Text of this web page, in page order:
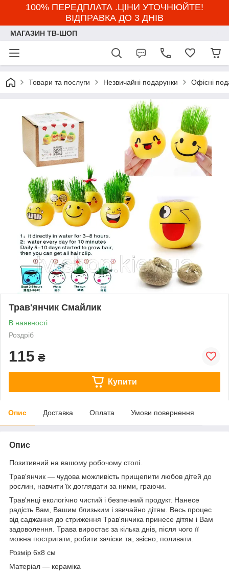
100% ПЕРЕДПЛАТА .ЦІНИ УТОЧНЮЙТЕ!
ВІДПРАВКА ДО 3 ДНІВ
МАГАЗИН ТВ-ШОП
Товари та послуги Незвичайні подарунки Офісні
Трав'янчик Смайлик
В наявності
Роздріб
115 ₴
Купити
Опис Доставка Оплата Умови повернення
Опис
Позитивний на вашому робочому столі.
Трав'янчик — чудова можливість прищепити любов дітей до
рослин, навчити їх доглядати за ними, граючи.
Трав'янці екологічно чистий і безпечний продукт. Нанесе
радість Вам, Вашим близьким і звичайно дітям. Весь процес
від саджання до стриження Трав'янчика принесе дітям і Вам
задоволення. Трава виростає за кілька днів, після чого її
можна постригати, робити зачіски та, звісно, поливати.
Розмір 6х8 см
Матеріал — кераміка